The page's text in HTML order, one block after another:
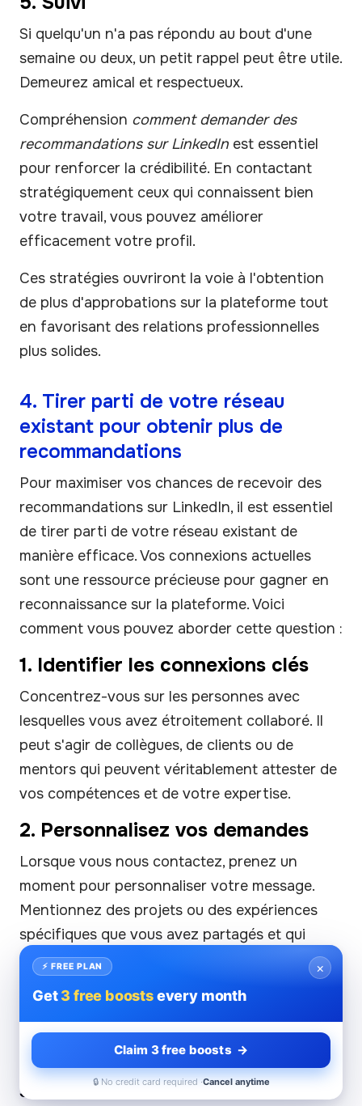
Si quelqu'un n'a pas répondu au bout d'une
semaine ou deux, un petit rappel peut être utile.
Demeurez amical et respectueux.
Compréhension comment demander des
recommandations sur LinkedIn est essentiel
pour renforcer la crédibilité. En contactant
stratégiquement ceux qui connaissent bien
votre travail, vous pouvez améliorer
efficacement votre profil.
Ces stratégies ouvriront la voie à l'obtention
de plus d'approbations sur la plateforme tout
en favorisant des relations professionnelles
plus solides.
4. Tirer parti de votre réseau
existant pour obtenir plus de
recommandations
Pour maximiser vos chances de recevoir des
recommandations sur LinkedIn, il est essentiel
de tirer parti de votre réseau existant de
manière efficace. Vos connexions actuelles
sont une ressource précieuse pour gagner en
reconnaissance sur la plateforme. Voici
comment vous pouvez aborder cette question :
1. Identifier les connexions clés
Concentrez-vous sur les personnes avec
lesquelles vous avez étroitement collaboré. Il
peut s'agir de collègues, de clients ou de
mentors qui peuvent véritablement attester de
vos compétences et de votre expertise.
2. Personnalisez vos demandes
Lorsque vous nous contactez, prenez un
moment pour personnaliser votre message.
Mentionnez des projets ou des expériences
spécifiques que vous avez partagés et qui
mettent en valeur les compétences pertinentes
ajoute de l'authenticité et du contexte à votre
demande.
3. Clarifier les compétences
souhaitées
×
⚡ FREE PLAN
Get3 free boostsevery month
Claim 3 free boosts →
🔒 No credit card required ·Cancel anytime